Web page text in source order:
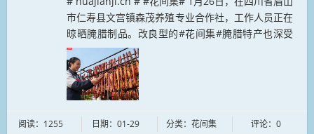
市仁寿县文宫镇森茂养殖专业合作社，工作人员正在
晾晒腌腊制品。改良型的#花间集#腌腊特产也深受
上海市民的喜爱。...
阅读：1255 日期：01-29 分类：花间集 评论：0